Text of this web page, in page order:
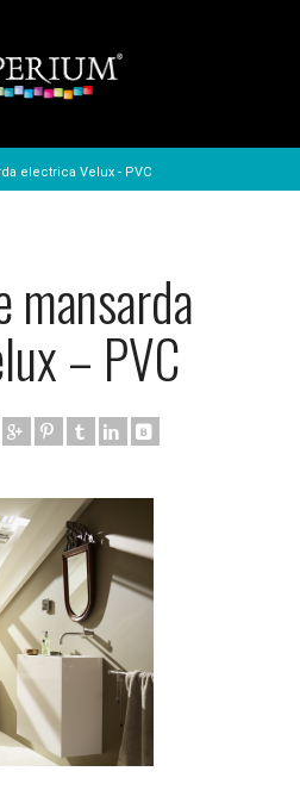
electrica Velux - PVC
mansarda
– PVC